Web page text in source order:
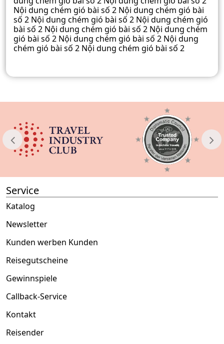
Nội dung chém gió bài số 2 Nội dung chém gió bài
số 2 Nội dung chém gió bài số 2 Nội dung chém gió
bài số 2 Nội dung chém gió bài số 2 Nội dung chém
gió bài số 2 Nội dung chém gió bài số 2 Nội dung
chém gió bài số 2 Nội dung chém gió bài số 2
Service
Katalog
Newsletter
Kunden werben Kunden
Reisegutscheine
Gewinnspiele
Callback-Service
Kontakt
Reisender